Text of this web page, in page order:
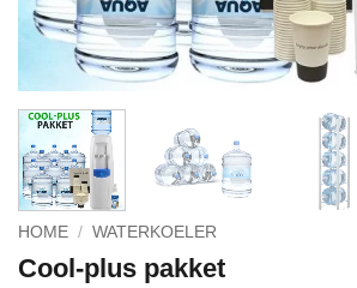
HOME / WATERKOELER
Cool-plus pakket